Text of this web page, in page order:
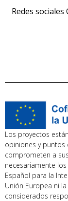
Redes sociales
Los proyectos
opiniones y puntos
comprometen a
necesariamente
Español para la
Unión Europea ni
considerados